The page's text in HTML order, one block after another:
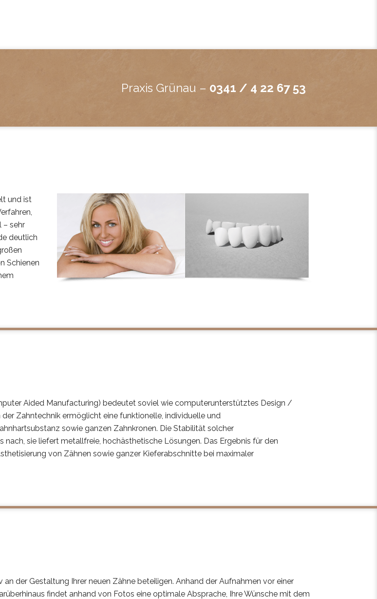
Praxis Grünau – 0341 / 4 22 67 53
und ist
– sehr
deutlich
Schienen
Aided Manufacturing) bedeutet soviel wie computerunterstütztes Design /
Zahntechnik ermöglicht eine funktionelle, individuelle und
sowie ganzen Zahnkronen. Die Stabilität solcher
sie liefert metallfreie, hochästhetische Lösungen. Das Ergebnis für den
von Zähnen sowie ganzer Kieferabschnitte bei maximaler
der Gestaltung Ihrer neuen Zähne beteiligen. Anhand der Aufnahmen vor einer
findet anhand von Fotos eine optimale Absprache, Ihre Wünsche mit dem